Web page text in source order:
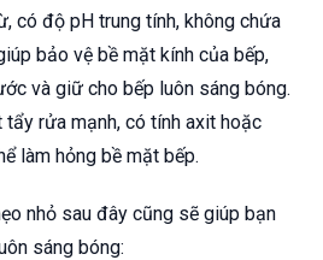
có độ pH trung tính, không chứa
bảo vệ bề mặt kính của bếp,
và giữ cho bếp luôn sáng bóng.
rửa mạnh, có tính axit hoặc
làm hỏng bề mặt bếp.
nhỏ sau đây cũng sẽ giúp bạn
sáng bóng: